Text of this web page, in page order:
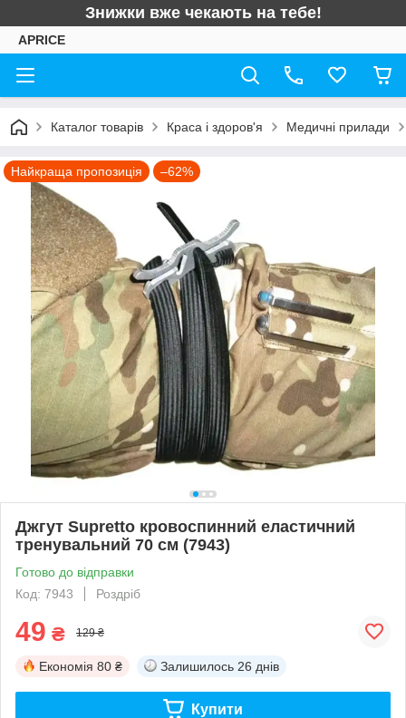
Знижки вже чекають на тебе!
APRICE
Каталог товарів Краса і здоров'я Медичні прилади
Найкраща пропозиція –62%
Джгут Supretto кровоспинний еластичний
тренувальний 70 см (7943)
Готово до відправки
Код: 7943
Роздріб
49 ₴ 129 ₴
Економія 80 ₴ Залишилось 26 днів
Купити